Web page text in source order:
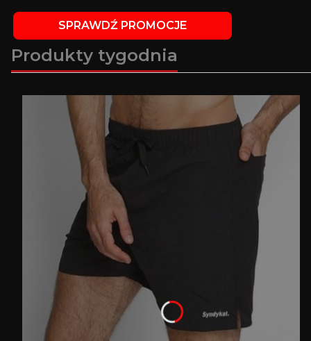
SPRAWDŹ PROMOCJE
Produkty tygodnia